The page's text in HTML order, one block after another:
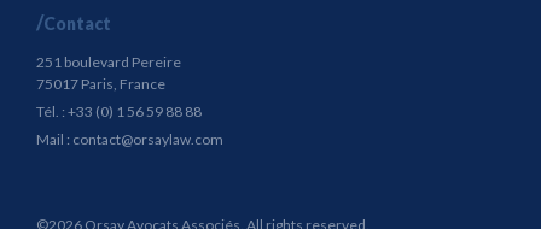
Contact
251 boulevard Pereire
75017 Paris, France
Tél. : +33 (0) 1 56 59 88 88
Mail : contact@orsaylaw.com
©2026 Orsay Avocats Associés. All rights reserved.